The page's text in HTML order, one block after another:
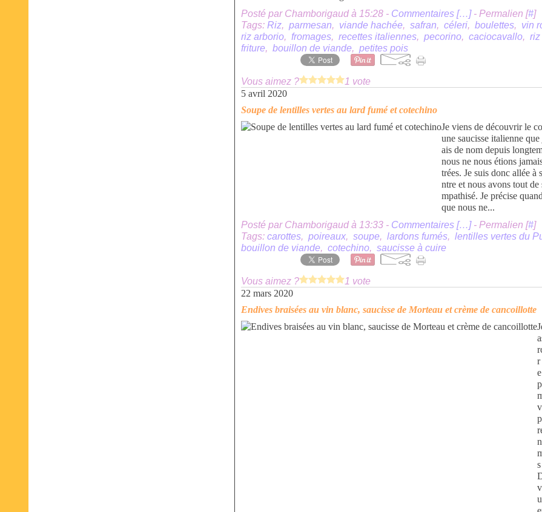
Posté par Chamborigaud à 15:28 - Commentaires […]- Permalien [#]
Tags: Riz, parmesan, viande hachée, safran, céleri, boulettes, vin
riz arborio, fromages, recettes italiennes, pecorino, caciocavallo, riz
friture, bouillon de viande, petites pois
Vous aimez ?
1 vote
5 avril 2020
Soupe de lentilles vertes au lard fumé et cotechino
Je viens de découvrir le
une saucisse italienne
ais de nom depuis
nous ne nous étions
trées. Je suis donc allée à
ntre et nous avons tout de
mpathisé. Je précise
que nous ne...
Posté par Chamborigaud à 13:33 - Commentaires […]- Permalien [#]
Tags: carottes, poireaux, soupe, lardons fumés, lentilles vertes du
bouillon de viande, cotechino, saucisse à cuire
Vous aimez ?
1 vote
22 mars 2020
Endives braisées au vin blanc, saucisse de Morteau et crème de cancoillotte
r